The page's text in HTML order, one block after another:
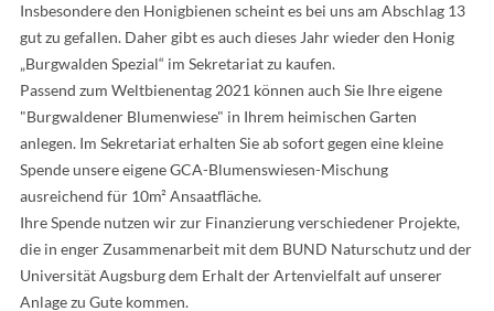
Insbesondere den Honigbienen scheint es bei uns am Abschlag 13
gut zu gefallen. Daher gibt es auch dieses Jahr wieder den Honig
„Burgwalden Spezial“ im Sekretariat zu kaufen.
Passend zum Weltbienentag 2021 können auch Sie Ihre eigene
"Burgwaldener Blumenwiese" in Ihrem heimischen Garten
anlegen. Im Sekretariat erhalten Sie ab sofort gegen eine kleine
Spende unsere eigene GCA-Blumenswiesen-Mischung
ausreichend für 10m² Ansaatfläche.
Ihre Spende nutzen wir zur Finanzierung verschiedener Projekte,
die in enger Zusammenarbeit mit dem BUND Naturschutz und der
Universität Augsburg dem Erhalt der Artenvielfalt auf unserer
Anlage zu Gute kommen.